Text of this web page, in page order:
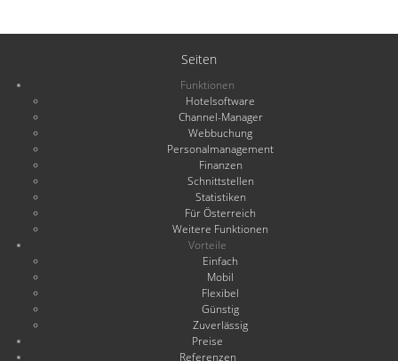
Seiten
Funktionen
Hotelsoftware
Channel-Manager
Webbuchung
Personalmanagement
Finanzen
Schnittstellen
Statistiken
Für Österreich
Weitere Funktionen
Vorteile
Einfach
Mobil
Flexibel
Günstig
Zuverlässig
Preise
Referenzen